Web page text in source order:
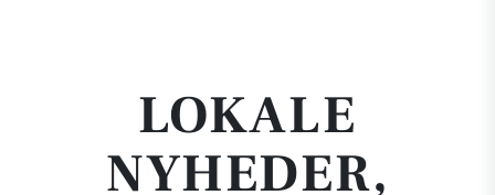
LOKALE
NYHEDER,